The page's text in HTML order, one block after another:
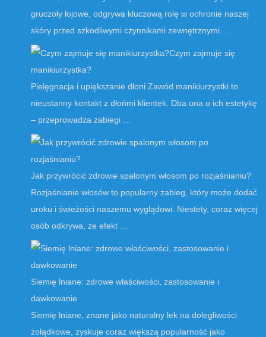
gruczoły łojowe, odgrywa kluczową rolę w ochronie naszej
skóry przed szkodliwymi czynnikami zewnętrznymi. …
Czym zajmuje się
manikiurzystka?
Pielęgnacja i upiększanie dłoni Zawód manikiurzystki to
nieustanny kontakt z dłońmi klientek. Dba ona o ich estetykę
– przeprowadza zabiegi …
Jak przywrócić zdrowie spalonym włosom po rozjaśnianiu?
Rozjaśnianie włosów to popularny zabieg, który może dodać
uroku i świeżości naszemu wyglądowi. Niestety, coraz więcej
osób odkrywa, że efekt …
Siemię lniane: zdrowe właściwości, zastosowanie i
dawkowanie
Siemię lniane, znane jako naturalny lek na dolegliwości
żołądkowe, zyskuje coraz większą popularność jako